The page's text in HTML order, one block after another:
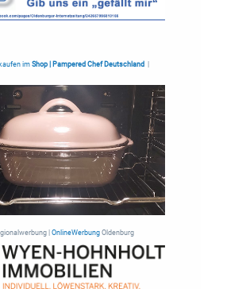
im Shop | Pampered Chef Deutschland
| OnlineWerbungOldenburg